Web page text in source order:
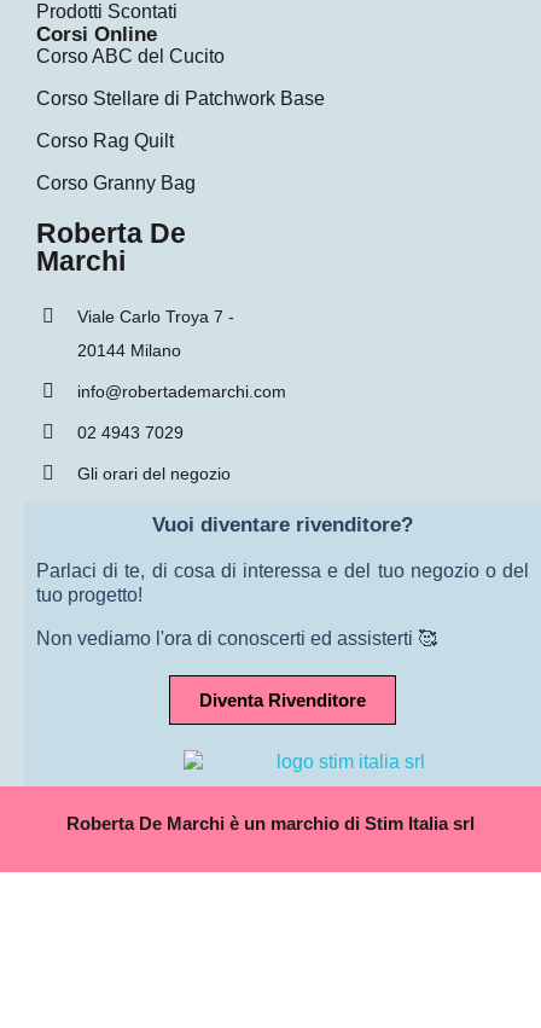
Prodotti Scontati
Corsi Online
Corso ABC del Cucito
Corso Stellare di Patchwork Base
Corso Rag Quilt
Corso Granny Bag
Roberta De
Marchi
Viale Carlo Troya 7 -
20144 Milano
info@robertademarchi.com
02 4943 7029
Gli orari del negozio
Vuoi diventare rivenditore?
Parlaci di te, di cosa di interessa e del tuo negozio o del
tuo progetto!
Non vediamo l'ora di conoscerti ed assisterti 🥰
Diventa Rivenditore
Roberta De Marchi è un marchio di Stim Italia srl